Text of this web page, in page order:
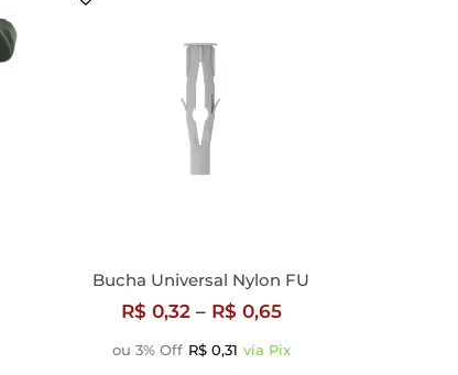
Bucha Universal Nylon FU
R$ 0,32– R$ 0,65
ou 3% Off R$0,31 via Pix